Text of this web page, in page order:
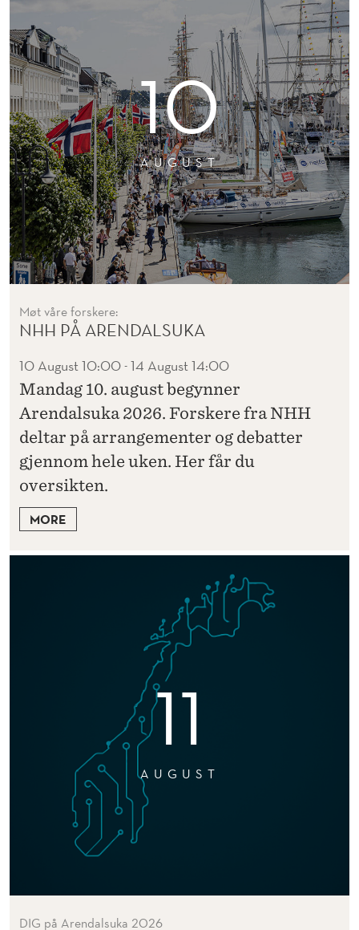
10
AUGUST
Møt våre forskere:
NHH PÅ ARENDALSUKA
10 August 10:00 - 14 August 14:00
Mandag 10. august begynner
Arendalsuka 2026. Forskere fra NHH
deltar på arrangementer og debatter
gjennom hele uken. Her får du
oversikten.
MORE
11
AUGUST
DIG på Arendalsuka 2026